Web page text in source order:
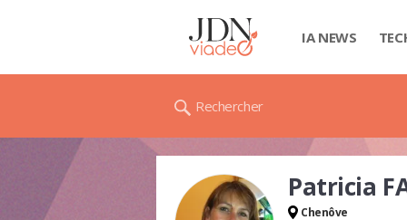
IA NEWS
Rechercher
Patricia
Chenôve